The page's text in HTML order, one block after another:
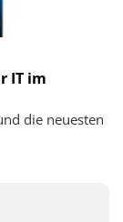
IT im
die neuesten